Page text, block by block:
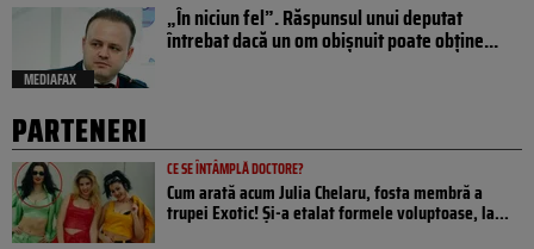
MEDIAFAX
„În niciun fel”. Răspunsul unui deputat
întrebat dacă un om obișnuit poate obține...
PARTENERI
CE SE ÎNTÂMPLĂ DOCTORE?
Cum arată acum Julia Chelaru, fosta membră a
trupei Exotic! Și-a etalat formele voluptoase, la...